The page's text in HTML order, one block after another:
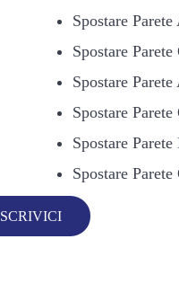
Spostare
Spostare
Spostare
Spostare
Spostare
Spostare
SCRIVICI